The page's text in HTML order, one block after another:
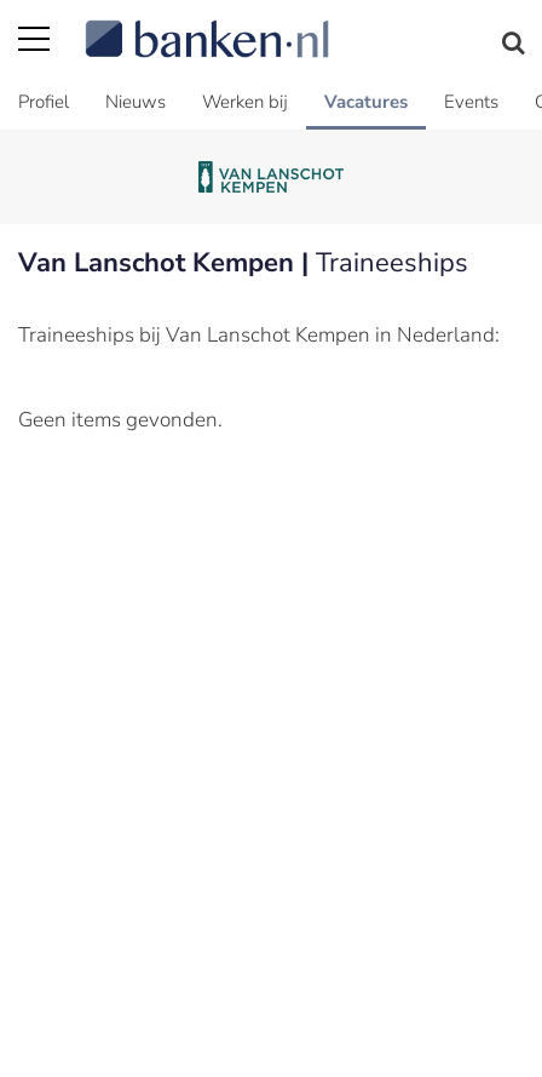
Profiel Nieuws Werken bij Vacatures Events
Van Lanschot Kempen | Traineeships
Traineeships bij Van Lanschot Kempen in Nederland:
Geen items gevonden.